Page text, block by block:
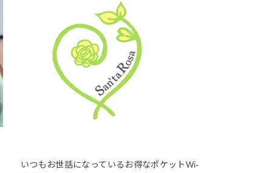
いつもお世話になっているお得なポケットWi-